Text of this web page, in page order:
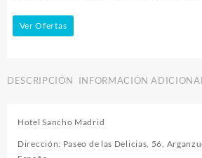
Ver Ofertas
DESCRIPCIÓN INFORMACIÓN ADICIONAL
Hotel Sancho Madrid
Dirección: Paseo de las Delicias, 56,